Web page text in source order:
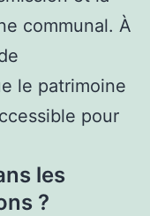
communal. À
le patrimoine
pour
les
?